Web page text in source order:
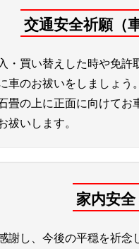
交通安全祈願（
・買い替えした時や免
車のお祓いをしましょう。
畳の上に正面に向けてお
祓いします。
家内安全
謝し、今後の平穏を祈念